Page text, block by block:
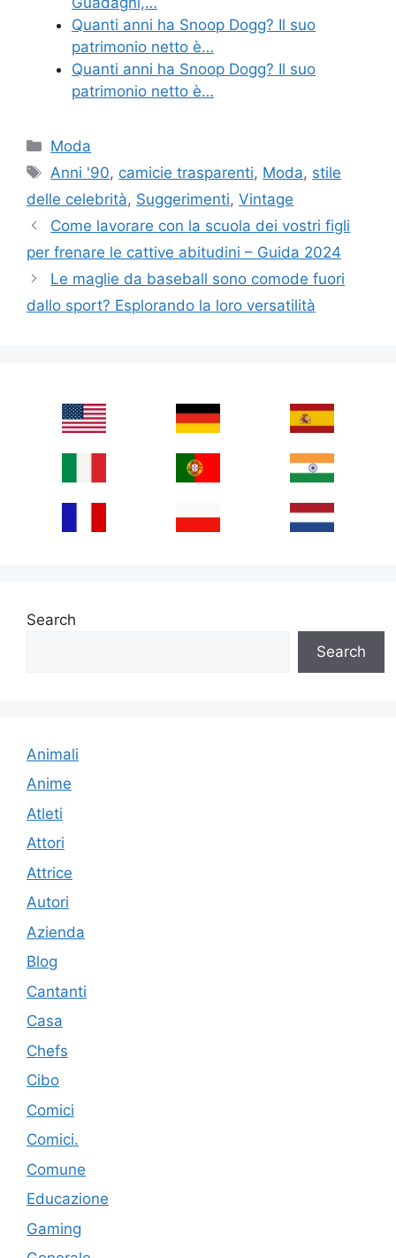
Quanti anni ha Snoop Dogg? Il suo
patrimonio netto è…
Quanti anni ha Snoop Dogg? Il suo
patrimonio netto è…
Categories
Moda
Tags
Anni '90, camicie trasparenti, Moda, stile
delle celebrità, Suggerimenti, Vintage
Come lavorare con la scuola dei vostri figli
per frenare le cattive abitudini – Guida 2024
Le maglie da baseball sono comode fuori
dallo sport? Esplorando la loro versatilità
Search
Search
Animali
Anime
Atleti
Attori
Attrice
Autori
Azienda
Blog
Cantanti
Casa
Chefs
Cibo
Comici
Comici.
Comune
Educazione
Gaming